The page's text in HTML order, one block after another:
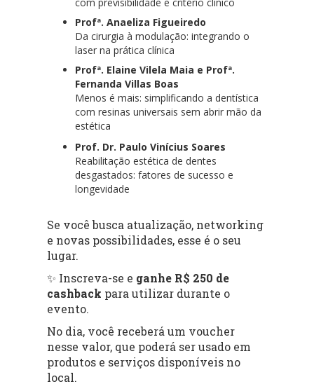
Profª. Anaeliza Figueiredo
Da cirurgia à modulação: integrando o
laser na prática clínica
Profª. Elaine Vilela Maia e Profª.
Fernanda Villas Boas
Menos é mais: simplificando a dentística
com resinas universais sem abrir mão da
estética
Prof. Dr. Paulo Vinícius Soares
Reabilitação estética de dentes
desgastados: fatores de sucesso e
longevidade
Se você busca atualização, networking
e novas possibilidades, esse é o seu
lugar.
✨ Inscreva-se e ganhe R$ 250 de
cashback para utilizar durante o
evento.
No dia, você receberá um voucher
nesse valor, que poderá ser usado em
produtos e serviços disponíveis no
local.